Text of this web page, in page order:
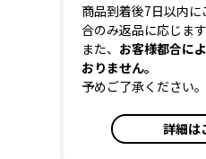
商品到着後7日以内
合のみ返品に応じます
また、 お客様都合に
おりません。
予めご了承ください。
詳細は